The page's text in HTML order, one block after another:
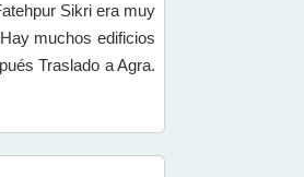
Sikri era muy
muchos edificios
Traslado a Agra.